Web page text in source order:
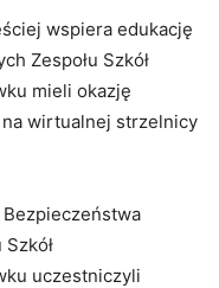
wspiera edukację
Zespołu Szkół
mieli okazję
wirtualnej strzelnicy
uczestniczyli